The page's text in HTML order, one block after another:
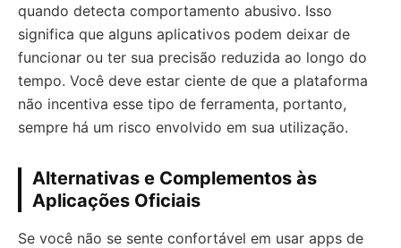
quando detecta comportamento abusivo. Isso
significa que alguns aplicativos podem deixar de
funcionar ou ter sua precisão reduzida ao longo do
tempo. Você deve estar ciente de que a plataforma
não incentiva esse tipo de ferramenta, portanto,
sempre há um risco envolvido em sua utilização.
Alternativas e Complementos às
Aplicações Oficiais
Se você não se sente confortável em usar apps de